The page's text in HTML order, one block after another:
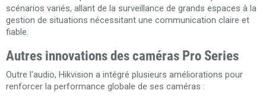
scénarios variés, allant de la surveillance de grands espaces à la
gestion de situations nécessitant une communication claire et
fiable.
Autres innovations des caméras Pro Series
Outre l'audio, Hikvision a intégré plusieurs améliorations pour
renforcer la performance globale de ses caméras :